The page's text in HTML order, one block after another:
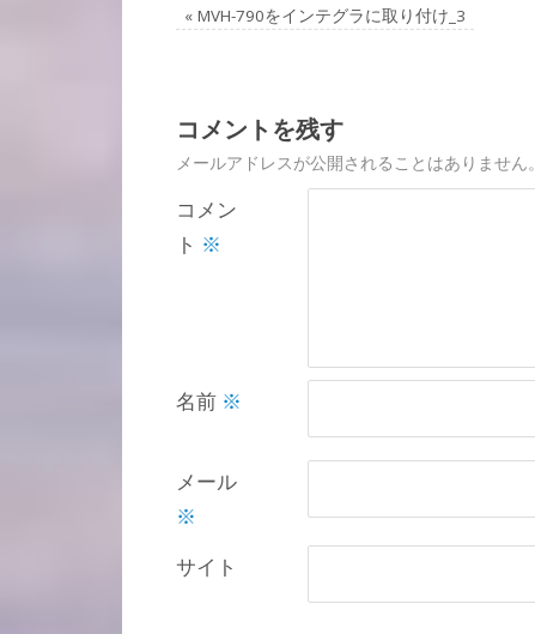
« MVH-790をインテグラに取り付け_3
コメントを残す
メールアドレスが公開されることはありません。
コメン
ト ※
名前 ※
メール
※
サイト